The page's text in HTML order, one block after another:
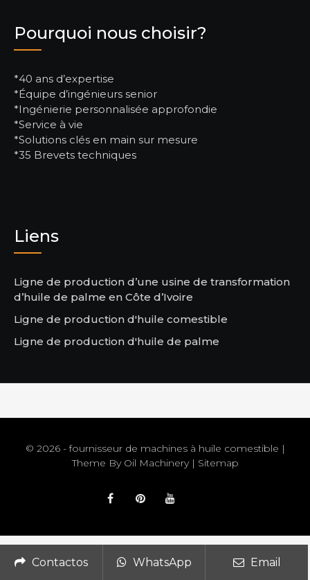
Pourquoi nous choisir?
*40 ans d’expertise
*Équipe d’ingénieurs senior
*Ingénierie personnalisée approfondie
*Service à vie
*Solutions clés en main sur mesure
*35 Brevets techniques
Liens
Ligne de production d’une usine de transformation
d’huile de palme en Côte d’Ivoire
Ligne de production d'huile comestible
Ligne de production d'huile de palme
© 2026 - fournisseur de machines à huile comestible |
Theme By Oil Machinery| Sitemap
Contactos WhatsApp Email